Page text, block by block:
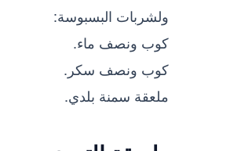
ولشربات البسبوسة:
كوب ونصف ماء.
كوب ونصف سكر.
ملعقة سمنة بلدي.